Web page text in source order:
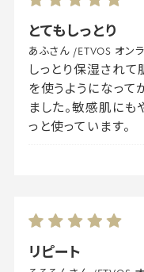
とてもしっとり
あふさん /ETVOS オン
しっとり保湿されて
を使うようになっ
ました。敏感肌にも
っと使っています。
リピート